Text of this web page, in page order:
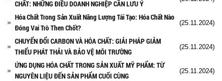
CHẤT: NHỮNG ĐIỀU DOANH NGHIỆP CẦN LƯU Ý
Hóa Chất Trong Sản Xuất Năng Lượng Tái Tạo: Hóa Chất Nào
Đóng Vai Trò Then Chốt?
(25.11.2024)
CHUYỂN ĐỔI CARBON VÀ HÓA CHẤT: GIẢI PHÁP GIẢM
THIỂU PHÁT THẢI VÀ BẢO VỆ MÔI TRƯỜNG
(25.11.2024)
ỨNG DỤNG HÓA CHẤT TRONG SẢN XUẤT MỸ PHẨM: TỪ
NGUYÊN LIỆU ĐẾN SẢN PHẨM CUỐI CÙNG
(25.11.2024)